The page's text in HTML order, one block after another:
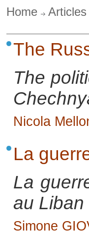
Home Articles
The
The
Nicola
La
La
au
Simone